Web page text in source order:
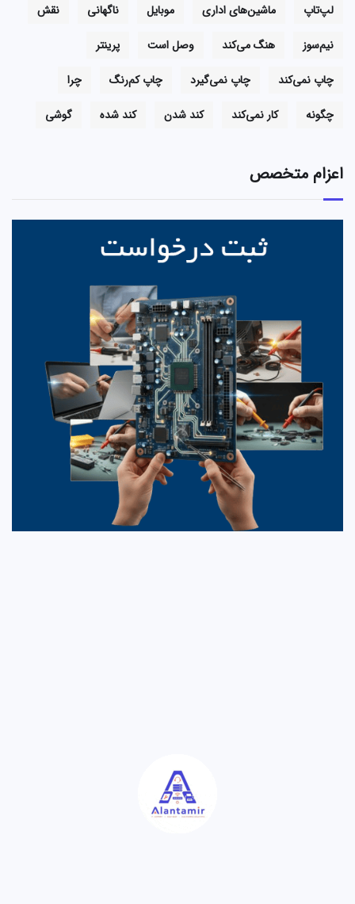
لپ‌تاپ
ماشین‌های اداری موبایل ناگهانی
نقش
نیم‌سوز
هنگ می‌کند وصل است
پرینتر
چاپ نمی‌کند
چاپ نمی‌گیرد چاپ کم‌رنگ
چرا
چگونه
کار نمی‌کند کند شدن کند شده گوشی
اعزام متخصص